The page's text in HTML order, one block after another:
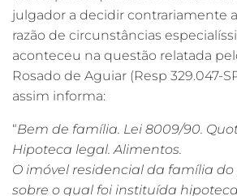
julgador a decidir contrariamente
razão de circunstâncias
aconteceu na questão relatada
Rosado de Aguiar (Resp 329.047-
assim informa:
“Bem de família. Lei 8009/90.
Hipoteca legal. Alimentos.
O imóvel residencial da família do
sobre o qual foi instituída